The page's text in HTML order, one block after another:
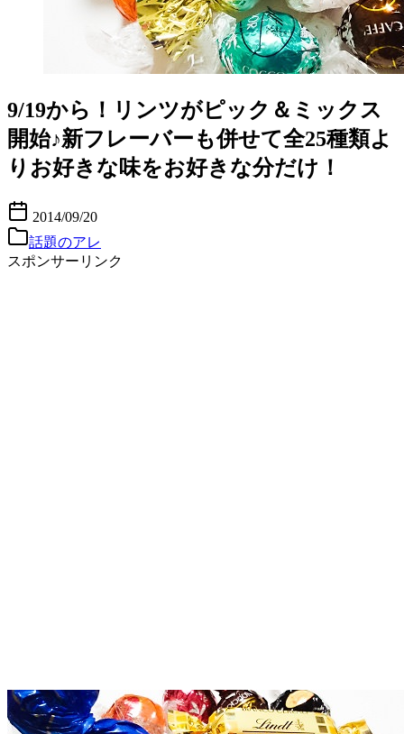
9/19から！リンツがピック＆ミックス
開始♪新フレーバーも併せて全25種類よ
りお好きな味をお好きな分だけ！
2014/09/20
話題のアレ
スポンサーリンク